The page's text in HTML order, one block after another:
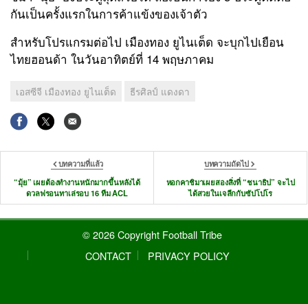
กันเป็นครั้งแรกในการค้าแข้งของเจ้าตัว
สำหรับโปรแกรมต่อไป เมืองทอง ยูไนเต็ด จะบุกไปเยือน
ไทยฮอนด้า ในวันอาทิตย์ที่ 14 พฤษภาคม
เอสซีจี เมืองทอง ยูไนเต็ด ธีรศิลป์ แดงดา
บทความที่แล้ว
“มุ้ย” เผยต้องทำงานหนักมากขึ้นหลังได้
ดวลฟรอนทาเล่รอบ 16 ทีม ACL
บทความถัดไป
หอกคาชิมาเผยสองสิ่งที่ “ชนาธิป” จะไป
ได้สวยในเจลีกกับซัปโปโร
© 2026 Copyright Football Tribe
CONTACT
PRIVACY POLICY